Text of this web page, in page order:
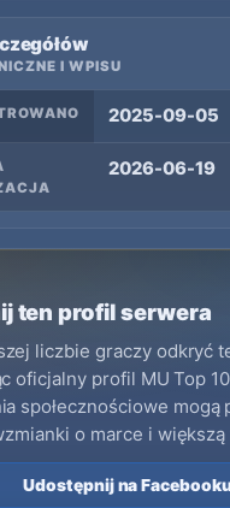
I WPISU
2025-09-05
2026-06-19
ten profil serwera
liczbie graczy odkryć
oficjalny profil MU Top
społecznościowe mogą
o marce i
Udostępnij na